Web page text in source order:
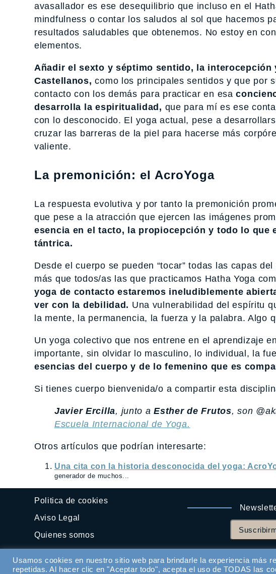
avasallador es ese desequilibrio que incluso en el
mindfulness o contar los saludos al sol que hacemos
resultados saludables que obtenemos. No estoy en
elementos.
Añadir el sexto y séptimo sentido, la interocepción
Castellanos, como los principales sentidos y que por
contacto con los demás para practicar en esa
desarrolla la espiritualidad, que para mí es ese
con lo desconocido. El yoga actual, pese a
cruzar las barreras de la piel para hacerse más
valiente.
La premonición: el AcroYoga
La respuesta evolutiva y por tanto la premonición
que pese a la atracción que ejercen las imágenes
esencia en el tacto, la propiocepción y todo lo
tántrica.
Desde el cuerpo se pueden “tocar” todas las capas
más que todos/as las que practicamos Hatha Yoga
yoga de contacto estaremos ineludiblemente
ver con la debilidad. Una vulnerabilidad del espíritu
la mente, la permanencia, la fuerza y la palabra. Algo
Un yoga colectivo que nos entrene en el aprendizaje
importante, sin olvidar lo masculino, lo individual, la
esencias del cuerpo y de lo femenino que es
Si tienes cuerpo bienvenida/o a compartir esta
Javier Ercilla, junto aEsther de Frutos, son
Escuela Internacional de Yoga.
Otros artículos que podrían interesarte:
Una cita con la historia desconocida del yoga:
generador de muchos...
Politica de cookies
Aviso Legal
Quienes somos
Usamos cookies en nuestro sitio web para brindarle la experiencia más
repetidas. Al hacer clic en "Aceptar todo", acepta el uso de TODAS las